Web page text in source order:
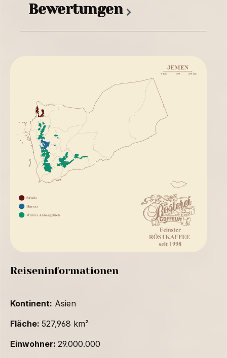
Reiseninformationen
Kontinent: Asien
Fläche: 527,968 km²
Einwohner: 29.000.000
Bewertungen